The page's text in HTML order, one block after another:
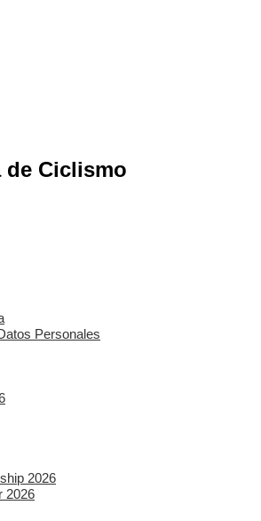
de Ciclismo
Personales
2026
2026